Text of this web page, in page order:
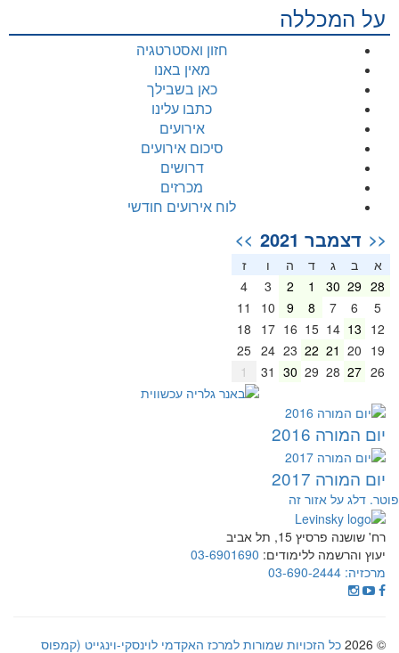
על המכללה
חזון ואסטרטגיה
מאין באנו
כאן בשבילך
כתבו עלינו
אירועים
סיכום אירועים
דרושים
מכרזים
לוח אירועים חודשי
<< דצמבר 2021 >>
א ב ג ד ה
ז
28
29
30
2
3
4
5
6
7
8
9
10
11
12
13
14
15
16
17
18
19
20
21
22
23
24
25
26
27
28
29
30
31
יום המורה 2016
יום המורה 2017
דלג על אזור זה
רח' שושנה פרסיץ 15, תל אביב
יעוץ והרשמה ללימודים: 03-6901690
מרכזיה: 03-690-2444
© 2026
כל הזכויות שמורות למרכז האקדמי לוינסקי-וינגייט (קמפוס